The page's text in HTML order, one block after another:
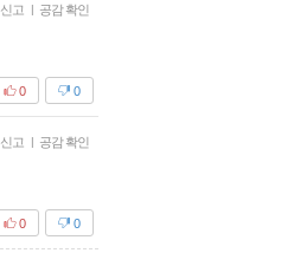
신고 | 공감 확인
0
0
신고 | 공감 확인
0
0